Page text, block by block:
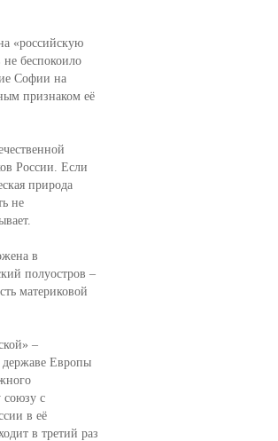
«российскую
беспокоило
Софии на
признаком её
России. Если
природа
не
в
полуостров –
материковой
–
державе Европы
союзу с
в её
в третий раз